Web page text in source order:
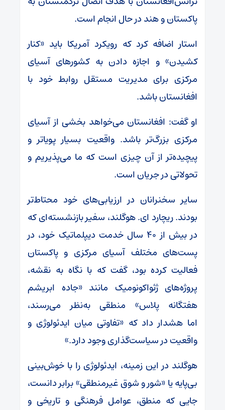
پاکستان و هند در حال انجام است.
استار اضافه کرد که رویکرد آمریکا باید «کنار
کشیدن» و اجازه دادن به کشورهای آسیای
مرکزی برای مدیریت مستقل روابط خود با
افغانستان باشد.
او گفت: افغانستان می‌خواهد بخشی از آسیای
مرکزی بزرگ‌تر باشد. واقعیت بسیار پویاتر و
پیچیده‌تر از آن چیزی است که ما می‌پذیریم و
تحولاتی در جریان است.
سایر سخنرانان در ارزیابی‌های خود محتاط‌تر
بودند. ریچارد ای. هوگلند، سفیر بازنشسته‌ای که
در بیش از ۴۰ سال خدمت دیپلماتیک خود، در
پست‌های مختلف آسیای مرکزی و پاکستان
فعالیت کرده بود، گفت که با نگاه به نقشه،
پروژه‌های ژئواکونومیک مانند «جاده ابریشم
هفتگانه پلاس» منطقی به‌نظر می‌رسند،
اما هشدار داد که «تفاوتی میان ایدئولوژی و
واقعیت در سیاست‌گذاری وجود دارد.»
هوگلند در این زمینه، ایدئولوژی را با خوش‌بینی
بی‌پایه یا «شور و شوق غیرمنطقی» برابر دانست،
جایی که منطق، عوامل فرهنگی و تاریخی و